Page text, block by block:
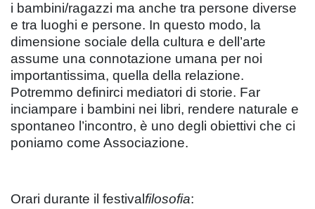
i bambini/ragazzi ma anche tra persone diverse
e tra luoghi e persone. In questo modo, la
dimensione sociale della cultura e dell’arte
assume una connotazione umana per noi
importantissima, quella della relazione.
Potremmo definirci mediatori di storie. Far
inciampare i bambini nei libri, rendere naturale e
spontaneo l’incontro, è uno degli obiettivi che ci
poniamo come Associazione.
Orari durante il festivalfilosofia: